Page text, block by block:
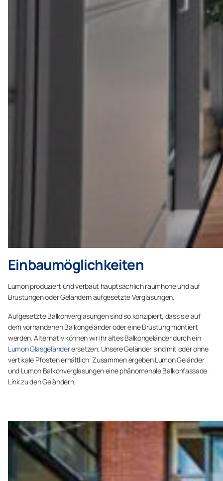
Einbaumöglichkeiten
Lumon produziert und verbaut hauptsächlich raumhohe und auf
Brüstungen oder Geländern aufgesetzte Verglasungen.
Aufgesetzte Balkonverglasungen sind so konzipiert, dass sie auf
dem vorhandenen Balkongeländer oder eine Brüstung montiert
werden. Alternativ können wir Ihr altes Balkongeländer durch ein
Lumon Glasgeländerersetzen. Unsere Geländer sind mit oder ohne
vertikale Pfosten erhältlich. Zusammen ergeben Lumon Geländer
und Lumon Balkonverglasungen eine phänomenale Balkonfassade.
Link zu den Geländern.